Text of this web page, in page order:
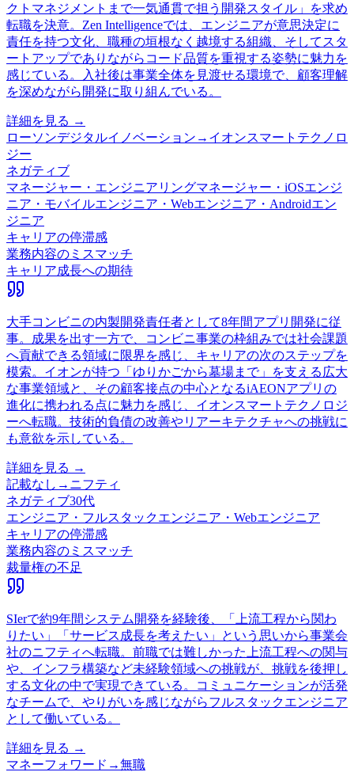
クトマネジメントまで一気通貫で担う開発スタイル」を求め
転職を決意。Zen Intelligenceでは、エンジニアが意思決定に
責任を持つ文化、職種の垣根なく越境する組織、そしてスタ
ートアップでありながらコード品質を重視する姿勢に魅力を
感じている。入社後は事業全体を見渡せる環境で、顧客理解
を深めながら開発に取り組んでいる。
詳細を見る →
ローソンデジタルイノベーション → イオンスマートテクノロ
ジー
ネガティブ
マネージャー・エンジニアリングマネージャー・iOSエンジ
ニア・モバイルエンジニア・Webエンジニア・Androidエン
ジニア
キャリアの停滞感
業務内容のミスマッチ
キャリア成長への期待
大手コンビニの内製開発責任者として8年間アプリ開発に従
事。成果を出す一方で、コンビニ事業の枠組みでは社会課題
へ貢献できる領域に限界を感じ、キャリアの次のステップを
模索。イオンが持つ「ゆりかごから墓場まで」を支える広大
な事業領域と、その顧客接点の中心となるiAEONアプリの
進化に携われる点に魅力を感じ、イオンスマートテクノロジ
ーへ転職。技術的負債の改善やリアーキテクチャへの挑戦に
も意欲を示している。
詳細を見る →
記載なし → ニフティ
ネガティブ30代
エンジニア・フルスタックエンジニア・Webエンジニア
キャリアの停滞感
業務内容のミスマッチ
裁量権の不足
SIerで約9年間システム開発を経験後、「上流工程から関わ
りたい」「サービス成長を考えたい」という思いから事業会
社のニフティへ転職。前職では難しかった上流工程への関与
や、インフラ構築など未経験領域への挑戦が、挑戦を後押し
する文化の中で実現できている。コミュニケーションが活発
なチームで、やりがいを感じながらフルスタックエンジニア
として働いている。
詳細を見る →
マネーフォワード →無職